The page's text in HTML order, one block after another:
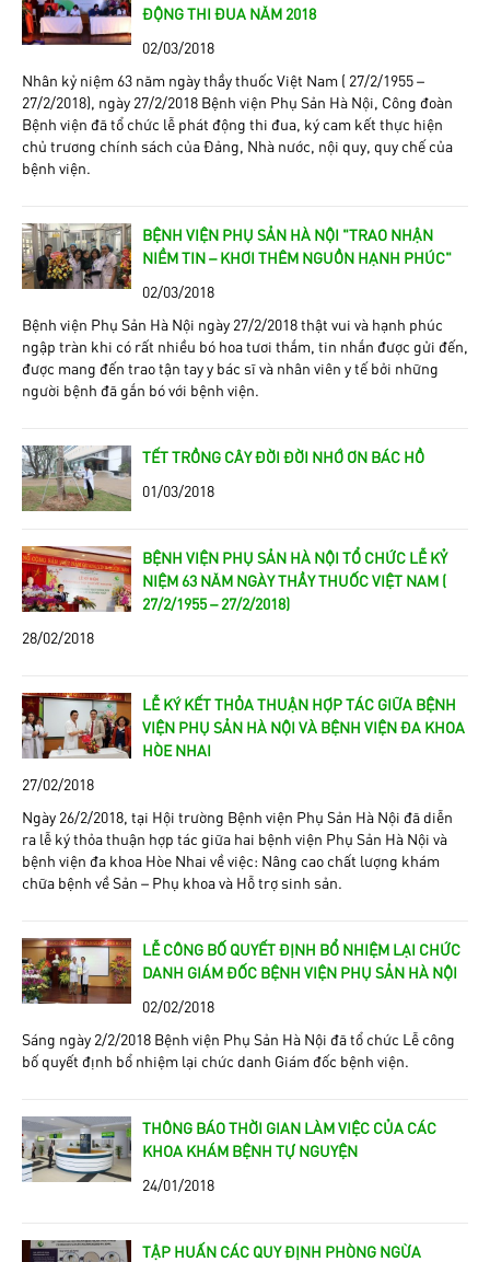
ĐỘNG THI ĐUA NĂM 2018
02/03/2018
Nhân kỷ niệm 63 năm ngày thầy thuốc Việt Nam ( 27/2/1955 –
27/2/2018), ngày 27/2/2018 Bệnh viện Phụ Sản Hà Nội, Công đoàn
Bệnh viện đã tổ chức lễ phát động thi đua, ký cam kết thực hiện
chủ trương chính sách của Đảng, Nhà nước, nội quy, quy chế của
bệnh viện.
BỆNH VIỆN PHỤ SẢN HÀ NỘI “TRAO NHẬN
NIỀM TIN – KHƠI THÊM NGUỒN HẠNH PHÚC”
02/03/2018
Bệnh viện Phụ Sản Hà Nội ngày 27/2/2018 thật vui và hạnh phúc
ngập tràn khi có rất nhiều bó hoa tươi thắm, tin nhắn được gửi đến,
được mang đến trao tận tay y bác sĩ và nhân viên y tế bởi những
người bệnh đã gắn bó với bệnh viện.
TẾT TRỒNG CÂY ĐỜI ĐỜI NHỚ ƠN BÁC HỒ
01/03/2018
BỆNH VIỆN PHỤ SẢN HÀ NỘI TỔ CHỨC LỄ KỶ
NIỆM 63 NĂM NGÀY THẦY THUỐC VIỆT NAM (
27/2/1955 – 27/2/2018)
28/02/2018
LỄ KÝ KẾT THỎA THUẬN HỢP TÁC GIỮA BỆNH
VIỆN PHỤ SẢN HÀ NỘI VÀ BỆNH VIỆN ĐA KHOA
HÒE NHAI
27/02/2018
Ngày 26/2/2018, tại Hội trường Bệnh viện Phụ Sản Hà Nội đã diễn
ra lễ ký thỏa thuận hợp tác giữa hai bệnh viện Phụ Sản Hà Nội và
bệnh viện đa khoa Hòe Nhai về việc: Nâng cao chất lượng khám
chữa bệnh về Sản – Phụ khoa và Hỗ trợ sinh sản.
LỄ CÔNG BỐ QUYẾT ĐỊNH BỔ NHIỆM LẠI CHỨC
DANH GIÁM ĐỐC BỆNH VIỆN PHỤ SẢN HÀ NỘI
02/02/2018
Sáng ngày 2/2/2018 Bệnh viện Phụ Sản Hà Nội đã tổ chức Lễ công
bố quyết định bổ nhiệm lại chức danh Giám đốc bệnh viện.
THÔNG BÁO THỜI GIAN LÀM VIỆC CỦA CÁC
KHOA KHÁM BỆNH TỰ NGUYỆN
24/01/2018
TẬP HUẤN CÁC QUY ĐỊNH PHÒNG NGỪA